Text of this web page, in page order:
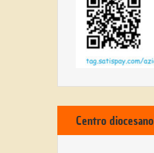
Centro diocesano